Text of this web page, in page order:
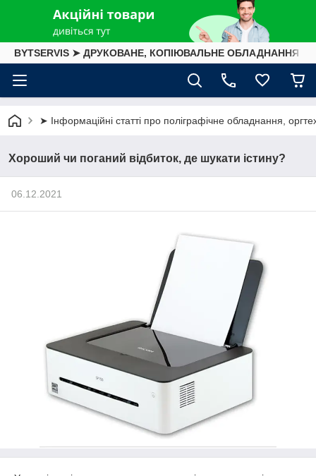
BYTSERVIS ➤ ДРУКОВАНЕ, КОПІЮВАЛЬНЕ ОБЛАДНАННЯ
➤ Інформаційні статті про поліграфічне обладнання,
Хороший чи поганий відбиток, де шукати істину?
06.12.2021